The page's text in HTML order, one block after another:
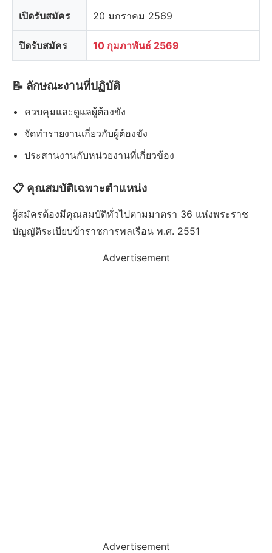
เปิดรับสมัคร 20 มกราคม 2569
ปิดรับสมัคร 10 กุมภาพันธ์ 2569
📝 ลักษณะงานที่ปฏิบัติ
ควบคุมและดูแลผู้ต้องขัง
จัดทำรายงานเกี่ยวกับผู้ต้องขัง
ประสานงานกับหน่วยงานที่เกี่ยวข้อง
📋 คุณสมบัติเฉพาะตำแหน่ง
ผู้สมัครต้องมีคุณสมบัติทั่วไปตามมาตรา 36 แห่งพระราช
บัญญัติระเบียบข้าราชการพลเรือน พ.ศ. 2551
Advertisement
Advertisement